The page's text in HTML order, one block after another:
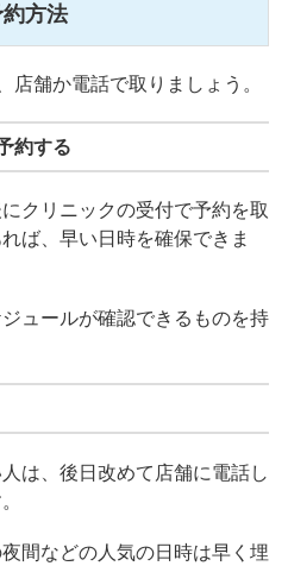
方法
舗か電話で取りましょう。
約する
クリニックの受付で予約を取
ば、早い日時を確保できま
ュールが確認できるものを持
は、後日改めて店舗に電話し
間などの人気の日時は早く埋